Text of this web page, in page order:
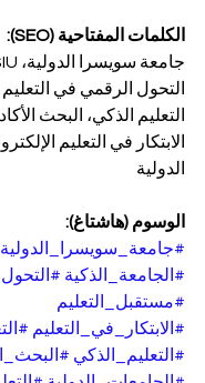
الكلمات المفتاحية (SEO):
التحول الرقمي في التعليم
التعليم الذكي، البحث
الابتكار في التعليم
الدولية
الوسوم (هاشتاغ):
#جامعة_سويسرا_الدولية
#الجامعة_الذكية
#مستقبل_التعليم
#الابتكار_في_التعليم
#التعليم_الذكي